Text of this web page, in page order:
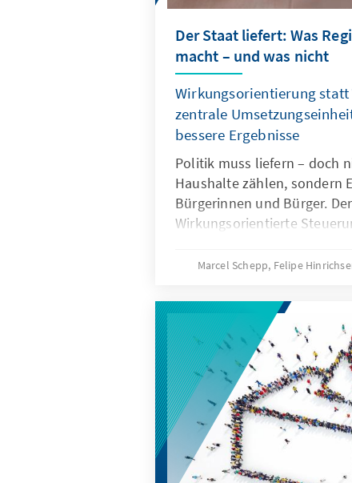
Der Staat liefert: Was
macht – und was nicht
Wirkungsorientierung
zentrale
bessere Ergebnisse
Politik muss liefern – doch
Haushalte zählen, sondern
Bürgerinnen und Bürger.
Wirkungsorientierte
Umsetzungseinheiten im
überwachen Fortschritte
– für mehr Transparenz,
Wirkung. So wird aus
liefert.
Marcel Schepp, Felipe